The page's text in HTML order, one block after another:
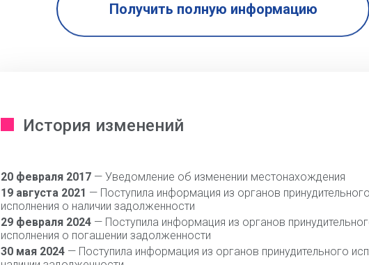
Получить полную информацию
История изменений
20 февраля 2017— Уведомление об изменении местонахождения
19 августа 2021 — Поступила информация из органов принудительного
исполнения о наличии задолженности
29 февраля 2024— Поступила информация из органов
исполнения о погашении задолженности
30 мая 2024— Поступила информация из органов принудительного